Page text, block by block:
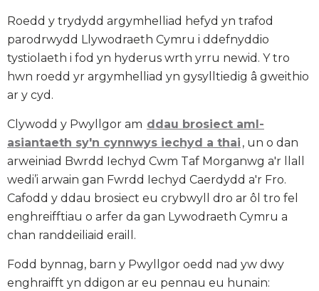
Roedd y trydydd argymhelliad hefyd yn trafod
parodrwydd Llywodraeth Cymru i ddefnyddio
tystiolaeth i fod yn hyderus wrth yrru newid. Y tro
hwn roedd yr argymhelliad yn gysylltiedig â gweithio
ar y cyd.
Clywodd y Pwyllgor am ddau brosiect aml-
asiantaeth sy'n cynnwys iechyd a thai , un o dan
arweiniad Bwrdd Iechyd Cwm Taf Morganwg a'r llall
wedi’i arwain gan Fwrdd Iechyd Caerdydd a'r Fro.
Cafodd y ddau brosiect eu crybwyll dro ar ôl tro fel
enghreifftiau o arfer da gan Lywodraeth Cymru a
chan randdeiliaid eraill.
Fodd bynnag, barn y Pwyllgor oedd nad yw dwy
enghraifft yn ddigon ar eu pennau eu hunain: